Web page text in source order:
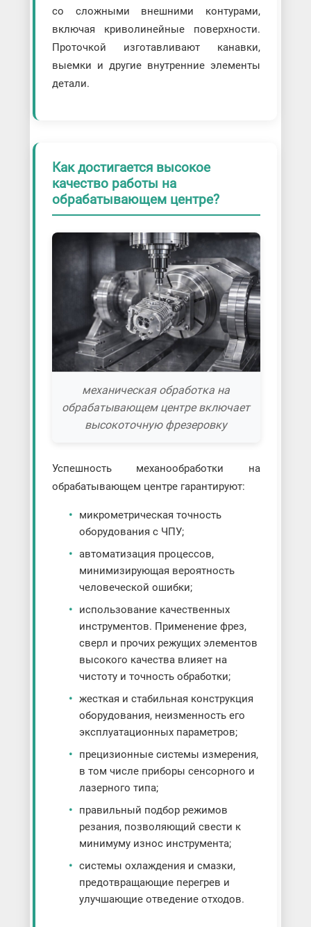
со сложными внешними контурами,
включая криволинейные поверхности.
Проточкой изготавливают канавки,
выемки и другие внутренние элементы
детали.
Как достигается высокое
качество работы на
обрабатывающем центре?
механическая обработка на
обрабатывающем центре включает
высокоточную фрезеровку
Успешность механообработки на
обрабатывающем центре гарантируют:
микрометрическая точность
оборудования с ЧПУ;
автоматизация процессов,
минимизирующая вероятность
человеческой ошибки;
использование качественных
инструментов. Применение фрез,
сверл и прочих режущих элементов
высокого качества влияет на
чистоту и точность обработки;
жесткая и стабильная конструкция
оборудования, неизменность его
эксплуатационных параметров;
прецизионные системы измерения,
в том числе приборы сенсорного и
лазерного типа;
правильный подбор режимов
резания, позволяющий свести к
минимуму износ инструмента;
системы охлаждения и смазки,
предотвращающие перегрев и
улучшающие отведение отходов.